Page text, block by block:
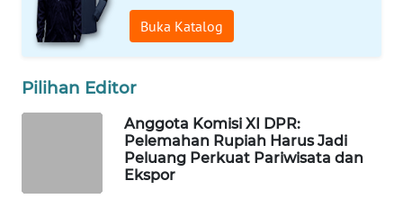
Buka Katalog
Pilihan Editor
Anggota Komisi XI DPR:
Pelemahan Rupiah Harus Jadi
Peluang Perkuat Pariwisata dan
Ekspor
SELEB
WAHANA
WAHANA